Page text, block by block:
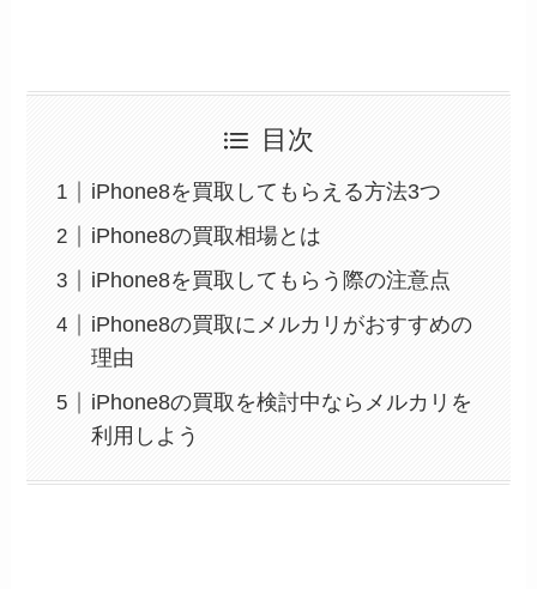
目次
iPhone8を買取してもらえる方法3つ
iPhone8の買取相場とは
iPhone8を買取してもらう際の注意点
iPhone8の買取にメルカリがおすすめの
理由
iPhone8の買取を検討中ならメルカリを
利用しよう